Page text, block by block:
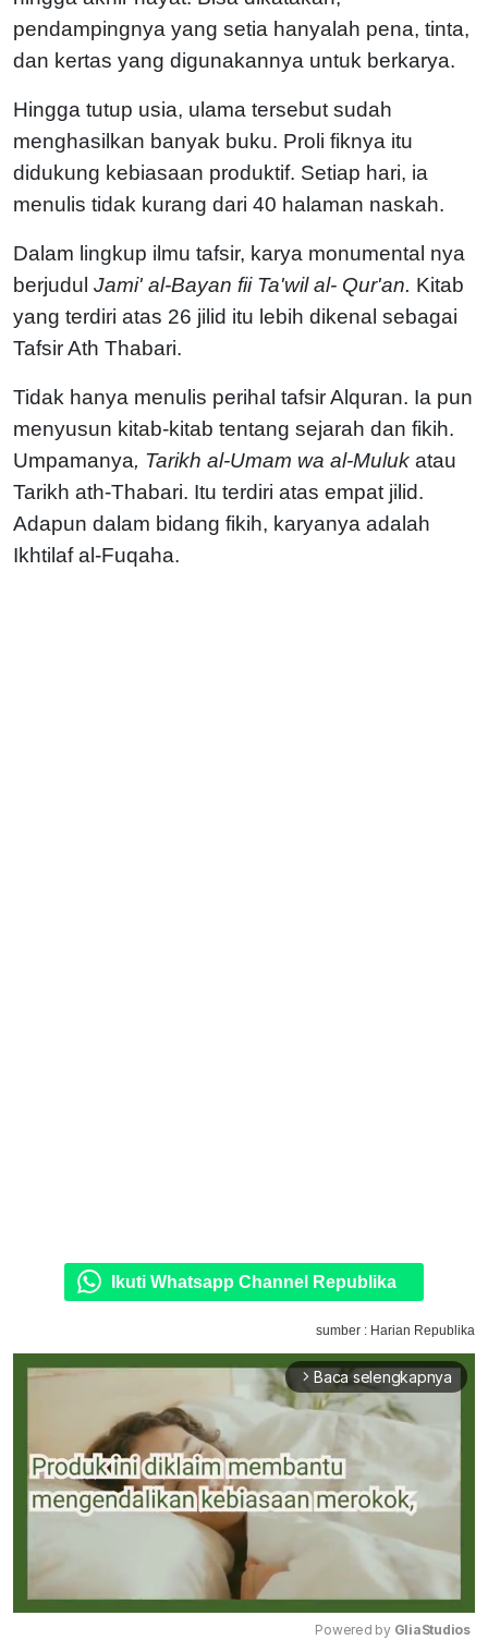
pendampingnya yang setia hanyalah pena, tinta,
dan kertas yang digunakannya untuk berkarya.
Hingga tutup usia, ulama tersebut sudah
menghasilkan banyak buku. Proli fiknya itu
didukung kebiasaan produktif. Setiap hari, ia
menulis tidak kurang dari 40 halaman naskah.
Dalam lingkup ilmu tafsir, karya monumental nya
berjudul Jami' al-Bayan fii Ta'wil al- Qur'an. Kitab
yang terdiri atas 26 jilid itu lebih dikenal sebagai
Tafsir Ath Thabari.
Tidak hanya menulis perihal tafsir Alquran. Ia pun
menyusun kitab-kitab tentang sejarah dan fikih.
Umpamanya, Tarikh al-Umam wa al-Muluk atau
Tarikh ath-Thabari. Itu terdiri atas empat jilid.
Adapun dalam bidang fikih, karyanya adalah
Ikhtilaf al-Fuqaha.
Ikuti Whatsapp Channel Republika
sumber : Harian Republika
arrow_forward_ios Baca selengkapnya
Powered by GliaStudios